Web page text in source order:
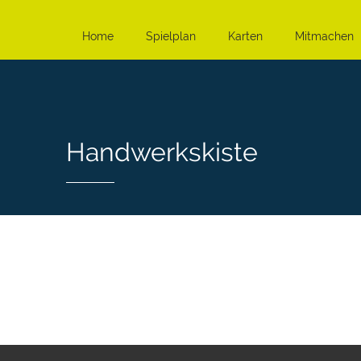
Home Spielplan Karten Mitmachen
Handwerkskiste